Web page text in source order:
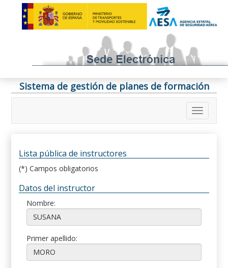
Sistema de gestión de planes de formación
Lista pública de instructores
(*) Campos obligatorios
Datos del instructor
Nombre:
Primer apellido: